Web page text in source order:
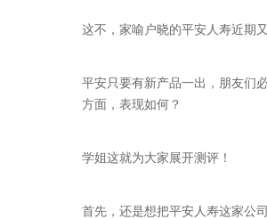
这不，家喻户晓的平安人寿近期
平安只要有新产品一出，朋友们
方面，表现如何？
学姐这就为大家展开测评！
首先，还是想把平安人寿这家公